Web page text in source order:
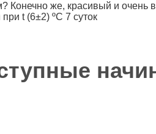
же, красивый и очень
t (6±2) ºC 7 суток